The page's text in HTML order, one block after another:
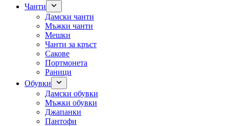
Чанти
Дамски чанти
Мъжки чанти
Мешки
Чанти за кръст
Сакове
Портмонета
Раници
Обувки
Дамски обувки
Мъжки обувки
Джапанки
Пантофи